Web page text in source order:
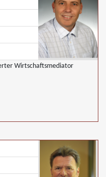
Wirtschaftsmediator